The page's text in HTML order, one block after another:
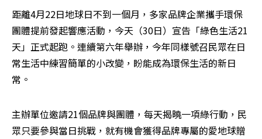
距離4月22日地球日不到一個月，多家品牌企業攜手環保
團體提前發起響應活動，今天（30日）宣告「綠色生活21
天」正式起跑。連續第六年舉辦，今年同樣號召民眾在日
常生活中練習簡單的小改變，盼能成為環保生活的新日
常。
主辦單位邀請21個品牌與團體，每天揭曉一項綠行動，民
眾只要參與當日挑戰，就有機會獲得品牌專屬的愛地球贈